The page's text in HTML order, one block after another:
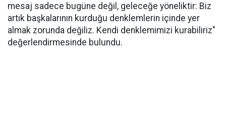
mesaj sadece bugüne değil, geleceğe yöneliktir: Biz
artık başkalarının kurduğu denklemlerin içinde yer
almak zorunda değiliz. Kendi denklemimizi kurabiliriz"
değerlendirmesinde bulundu.